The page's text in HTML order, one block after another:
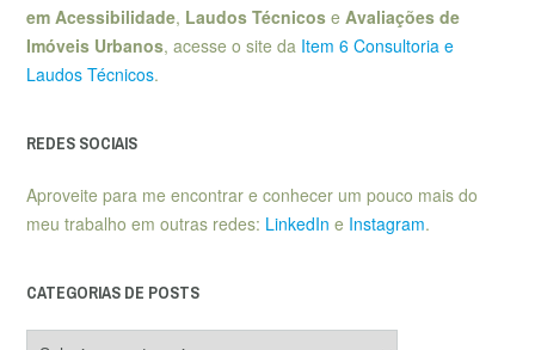
em Acessibilidade, Laudos Técnicos e Avaliações de
Imóveis Urbanos, acesse o site da Item 6 Consultoria e
Laudos Técnicos.
REDES SOCIAIS
Aproveite para me encontrar e conhecer um pouco mais do
meu trabalho em outras redes: LinkedIn e Instagram.
CATEGORIAS DE POSTS